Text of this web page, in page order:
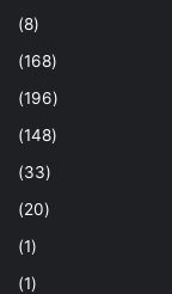
(8)
(168)
(196)
(148)
(33)
(20)
(1)
(1)